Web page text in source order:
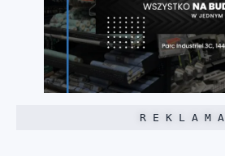
R E K L A M A